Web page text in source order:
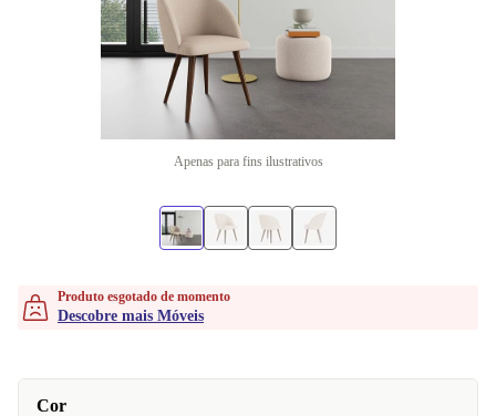
Apenas para fins ilustrativos
Produto esgotado de momento
Descobre mais Móveis
Cor